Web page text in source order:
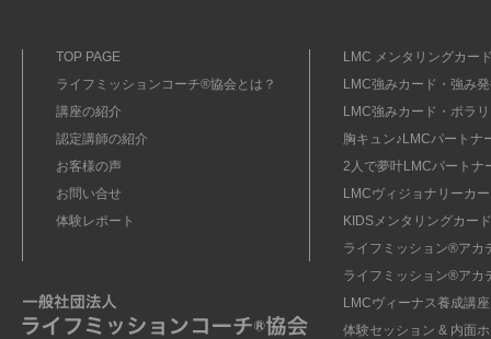
TOP PAGE
ライフミッションコーチ®協会とは？
講座の紹介
認定講師の紹介
お客様の声
お問い合せ
体験レポート
LMC メンタリングカー
LMC強みカード・強み
LMC強みカード・ポラ
胸キュン♪LMCパートナ
2人で夢叶LMCパートナ
LMCヴィジョナリーカ
KIDSメンタリングカー
ライフミッション®︎アカ
ライフミッション®︎アカ
LMCヴィーナス養成講座
体験セッション & 内面